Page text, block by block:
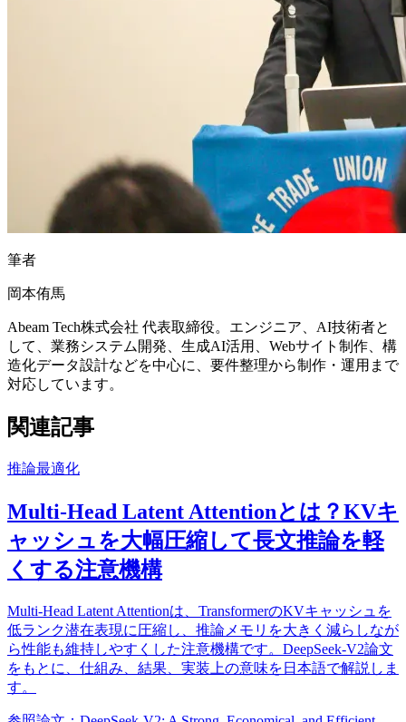
筆者
岡本侑馬
Abeam Tech株式会社 代表取締役。エンジニア、AI技術者と
して、業務システム開発、生成AI活用、Webサイト制作、構
造化データ設計などを中心に、要件整理から制作・運用まで
対応しています。
関連記事
推論最適化
Multi-Head Latent Attentionとは？KVキ
ャッシュを大幅圧縮して長文推論を軽
くする注意機構
Multi-Head Latent Attentionは、TransformerのKVキャッシュを
低ランク潜在表現に圧縮し、推論メモリを大きく減らしなが
ら性能も維持しやすくした注意機構です。DeepSeek-V2論文
をもとに、仕組み、結果、実装上の意味を日本語で解説しま
す。